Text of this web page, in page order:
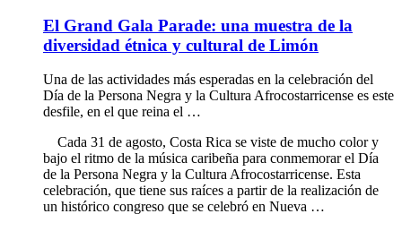
El Grand Gala Parade: una muestra de la
diversidad étnica y cultural de Limón
Una de las actividades más esperadas en la celebración del
Día de la Persona Negra y la Cultura Afrocostarricense es este
desfile, en el que reina el …
Cada 31 de agosto, Costa Rica se viste de mucho color y
bajo el ritmo de la música caribeña para conmemorar el Día
de la Persona Negra y la Cultura Afrocostarricense. Esta
celebración, que tiene sus raíces a partir de la realización de
un histórico congreso que se celebró en Nueva …